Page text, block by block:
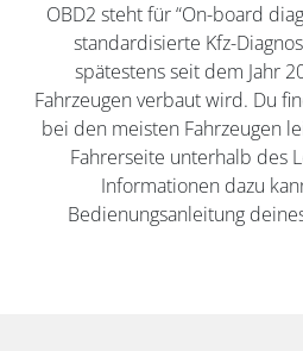
OBD2 steht für “On-board
standardisierte Kfz-
spätestens seit dem Jahr
Fahrzeugen verbaut wird. Du
bei den meisten Fahrzeugen
Fahrerseite unterhalb des
Informationen dazu
Bedienungsanleitung